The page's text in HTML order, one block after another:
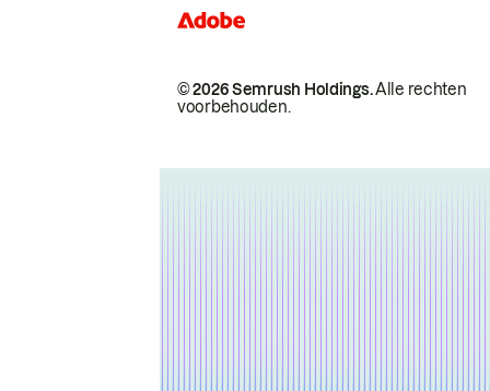
© 2026 Semrush Holdings.Alle rechten
voorbehouden.